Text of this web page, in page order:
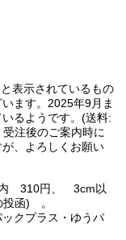
表示されているもの
ます。2025年9月ま
るようです。(送料:
注後のご案内時に
、よろしくお願い
310円、 3cm以
投函) 。
クプラス・ゆうパ